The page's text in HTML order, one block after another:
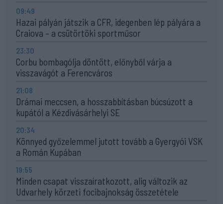
09:49
Hazai pályán játszik a CFR, idegenben lép pályára a
Craiova – a csütörtöki sportműsor
23:30
Corbu bombagólja döntött, előnyből várja a
visszavágót a Ferencváros
21:08
Drámai meccsen, a hosszabbításban búcsúzott a
kupától a Kézdivásárhelyi SE
20:34
Könnyed győzelemmel jutott tovább a Gyergyói VSK
a Román Kupában
19:55
Minden csapat visszaíratkozott, alig változik az
Udvarhely körzeti focibajnokság összetétele